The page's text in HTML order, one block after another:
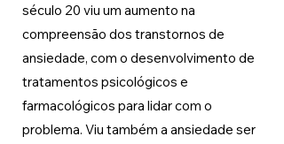
século 20 viu um aumento na
compreensão dos transtornos de
ansiedade, com o desenvolvimento de
tratamentos psicológicos e
farmacológicos para lidar com o
problema. Viu também a ansiedade ser